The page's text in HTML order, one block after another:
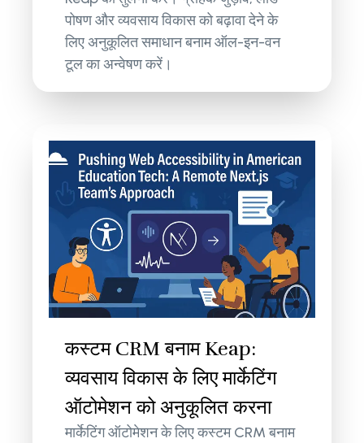
पोषण और व्यवसाय विकास को बढ़ावा देने के
लिए अनुकूलित समाधान बनाम ऑल-इन-वन
टूल का अन्वेषण करें।
कस्टम CRM बनाम Keap:
व्यवसाय विकास के लिए मार्केटिंग
ऑटोमेशन को अनुकूलित करना
मार्केटिंग ऑटोमेशन के लिए कस्टम CRM बनाम